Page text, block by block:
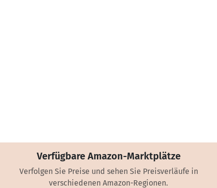
Verfügbare Amazon-Marktplätze
Verfolgen Sie Preise und sehen Sie Preisverläufe in
verschiedenen Amazon-Regionen.